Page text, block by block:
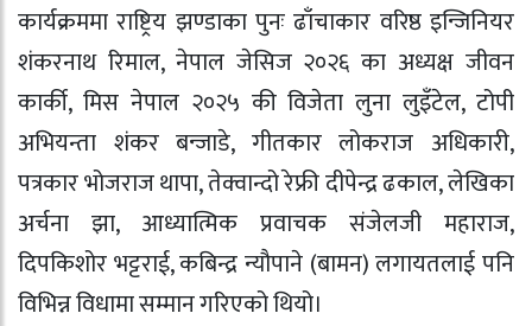
कार्यक्रममा राष्ट्रिय झण्डाका पुनः ढाँचाकार वरिष्ठ इन्जिनियर
शंकरनाथ रिमाल, नेपाल जेसिज २०२६ का अध्यक्ष जीवन
कार्की, मिस नेपाल २०२५ की विजेता लुना लुइँटेल, टोपी
अभियन्ता शंकर बन्जाडे, गीतकार लोकराज अधिकारी,
पत्रकार भोजराज थापा, तेक्वान्दो रेफ्री दीपेन्द्र ढकाल, लेखिका
अर्चना झा, आध्यात्मिक प्रवाचक संजेलजी महाराज,
दिपकिशोर भट्टराई, कबिन्द्र न्यौपाने (बामन) लगायतलाई पनि
विभिन्न विधामा सम्मान गरिएको थियो।